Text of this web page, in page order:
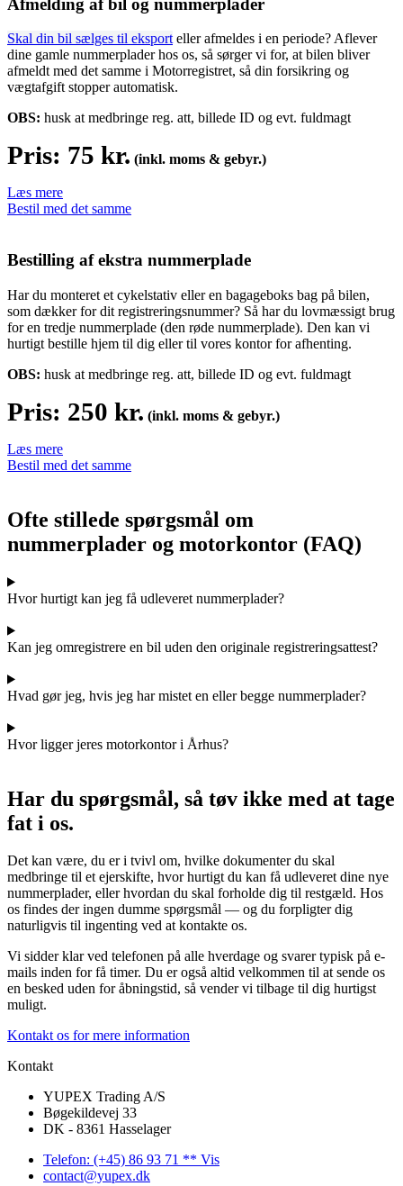
Skal din bil sælges til eksporteller afmeldes i en periode? Aflever
dine gamle nummerplader hos os, så sørger vi for, at bilen bliver
afmeldt med det samme i Motorregistret, så din forsikring og
vægtafgift stopper automatisk.
OBS: husk at medbringe reg. att, billede ID og evt. fuldmagt
Pris: 75 kr. (inkl. moms & gebyr.)
Læs mere
Bestil med det samme
Bestilling af ekstra nummerplade
Har du monteret et cykelstativ eller en bagageboks bag på bilen,
som dækker for dit registreringsnummer? Så har du lovmæssigt brug
for en tredje nummerplade (den røde nummerplade). Den kan vi
hurtigt bestille hjem til dig eller til vores kontor for afhenting.
OBS: husk at medbringe reg. att, billede ID og evt. fuldmagt
Pris: 250 kr. (inkl. moms & gebyr.)
Læs mere
Bestil med det samme
Ofte stillede spørgsmål om
nummerplader og motorkontor (FAQ)
Hvor hurtigt kan jeg få udleveret nummerplader?
Kan jeg omregistrere en bil uden den originale registreringsattest?
Hvad gør jeg, hvis jeg har mistet en eller begge nummerplader?
Hvor ligger jeres motorkontor i Århus?
Har du spørgsmål, så tøv ikke med at tage
fat i os. ​
Det kan være, du er i tvivl om, hvilke dokumenter du skal
medbringe til et ejerskifte, hvor hurtigt du kan få udleveret dine nye
nummerplader, eller hvordan du skal forholde dig til restgæld. Hos
os findes der ingen dumme spørgsmål — og du forpligter dig
naturligvis til ingenting ved at kontakte os.
Vi sidder klar ved telefonen på alle hverdage og svarer typisk på e-
mails inden for få timer. Du er også altid velkommen til at sende os
en besked uden for åbningstid, så vender vi tilbage til dig hurtigst
muligt.
Kontakt os for mere information
Kontakt
YUPEX Trading A/S
Bøgekildevej 33
DK - 8361 Hasselager
Telefon: (+45) 86 93 71 ** Vis
contact@yupex.dk